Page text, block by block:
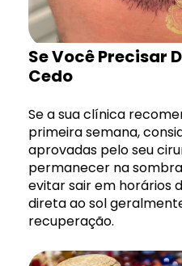
Se Você Precisar
Cedo
Se a sua clínica
primeira semana,
aprovadas pelo seu
permanecer na
evitar sair em horários
direta ao sol
recuperação.